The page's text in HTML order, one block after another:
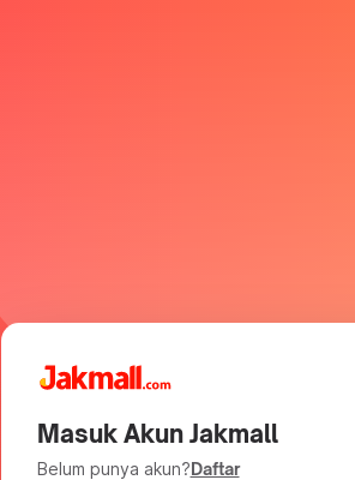
Masuk Akun Jakmall
Belum punya akun?Daftar